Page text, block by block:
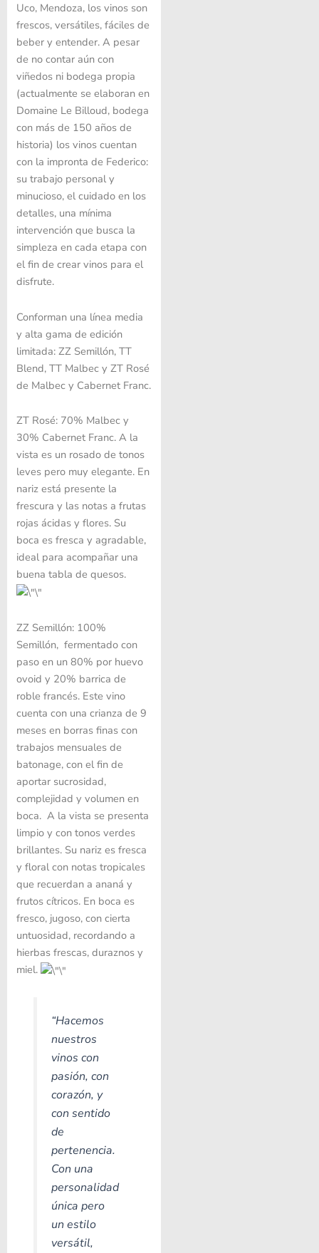
Uco, Mendoza, los vinos son
frescos, versátiles, fáciles de
beber y entender. A pesar
de no contar aún con
viñedos ni bodega propia
(actualmente se elaboran en
Domaine Le Billoud, bodega
con más de 150 años de
historia) los vinos cuentan
con la impronta de Federico:
su trabajo personal y
minucioso, el cuidado en los
detalles, una mínima
intervención que busca la
simpleza en cada etapa con
el fin de crear vinos para el
disfrute.
Conforman una línea media
y alta gama de edición
limitada: ZZ Semillón, TT
Blend, TT Malbec y ZT Rosé
de Malbec y Cabernet Franc.
ZT Rosé: 70% Malbec y
30% Cabernet Franc. A la
vista es un rosado de tonos
leves pero muy elegante. En
nariz está presente la
frescura y las notas a frutas
rojas ácidas y flores. Su
boca es fresca y agradable,
ideal para acompañar una
buena tabla de quesos.
ZZ Semillón: 100%
Semillón, fermentado con
paso en un 80% por huevo
ovoid y 20% barrica de
roble francés. Este vino
cuenta con una crianza de 9
meses en borras finas con
trabajos mensuales de
batonage, con el fin de
aportar sucrosidad,
complejidad y volumen en
boca. A la vista se presenta
limpio y con tonos verdes
brillantes. Su nariz es fresca
y floral con notas tropicales
que recuerdan a ananá y
frutos cítricos. En boca es
fresco, jugoso, con cierta
untuosidad, recordando a
hierbas frescas, duraznos y
miel.
“Hacemos
nuestros
vinos con
pasión, con
corazón, y
con sentido
de
pertenencia.
Con una
personalidad
única pero
un estilo
versátil,